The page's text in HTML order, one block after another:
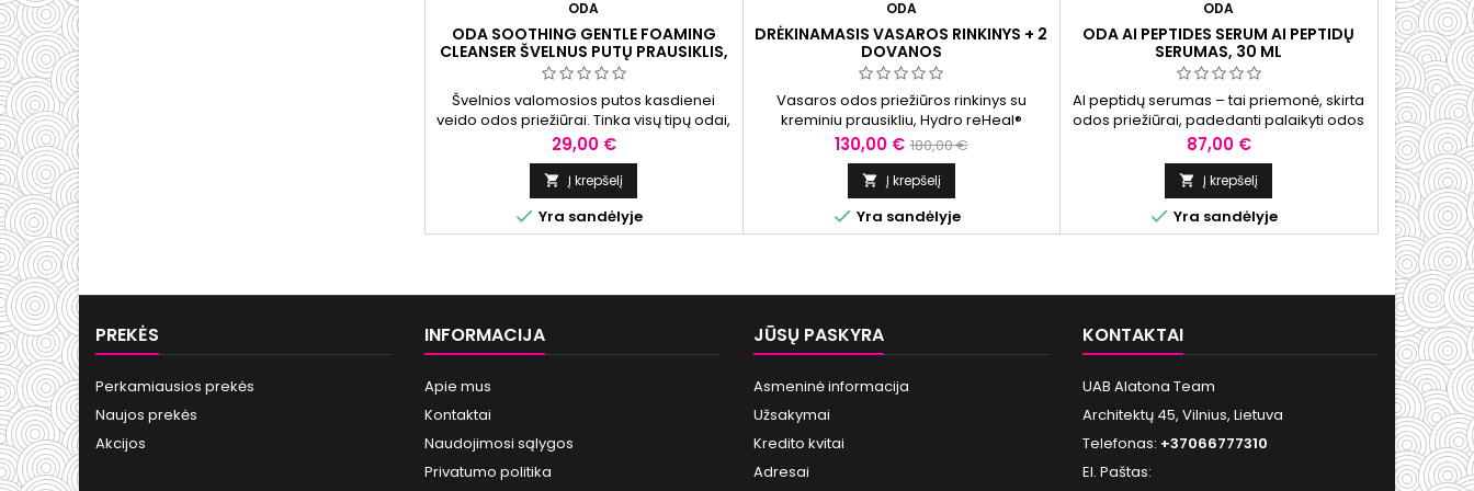
ODA
ODA SOOTHING GENTLE FOAMING
CLEANSER ŠVELNUS PUTŲ PRAUSIKLIS,
150 ML
Švelnios valomosios putos kasdienei
veido odos priežiūrai. Tinka visų tipų odai,
įskaitant jautrią ir sudirgusią.
Kaina
29,00 €
 Į krepšelį
 Yra sandėlyje
ODA
DRĖKINAMASIS VASAROS RINKINYS + 2
DOVANOS
Vasaros odos priežiūros rinkinys su
kreminiu prausikliu, Hydro reHeal®
serumu ir UV Balance® SPF50 kremu.
Padeda švelniai valyti odą, palaikyti
drėgmės balansą, suteikti komforto pojūtį
ir apsaugą nuo UVA bei UVB spindulių.
Dovanos: NAD+ Booster dulksna
Kosmetinė
Kaina
130,00 € Bazinė
kaina
180,00 €
 Į krepšelį
 Yra sandėlyje
ODA
ODA AI PEPTIDES SERUM AI PEPTIDŲ
SERUMAS, 30 ML
AI peptidų serumas – tai priemonė, skirta
odos priežiūrai, padedanti palaikyti odos
balansą ir švelniai eksfolijuoti odą.
Kaina
87,00 €
 Į krepšelį
 Yra sandėlyje
ODA
Tikslinga
odai su
PREKĖS
Perkamiausios prekės
Naujos prekės
Akcijos
INFORMACIJA
Apie mus
Kontaktai
Naudojimosi sąlygos
Privatumo politika
JŪSŲ PASKYRA
Asmeninė informacija
Užsakymai
Kredito kvitai
Adresai
KONTAKTAI
UAB Alatona Team
Architektų 45, Vilnius, Lietuva
Telefonas: +37066777310
El. Paštas: